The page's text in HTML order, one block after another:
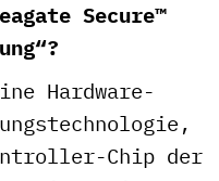
Secure™
Hardware-
Chip der